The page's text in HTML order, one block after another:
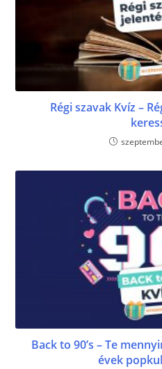
Régi szavak Kvíz –
Back to 90’s – Te
évek